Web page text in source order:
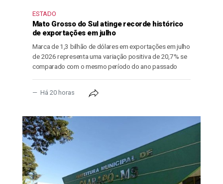
ESTADO
Mato Grosso do Sul atinge recorde histórico
de exportações em julho
Marca de 1,3 bilhão de dólares em exportações em julho
de 2026 representa uma variação positiva de 20,7% se
comparado com o mesmo período do ano passado
Há 20 horas